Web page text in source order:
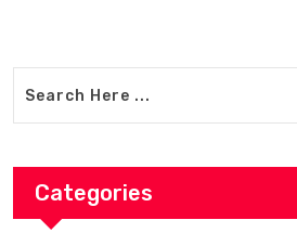
Categories